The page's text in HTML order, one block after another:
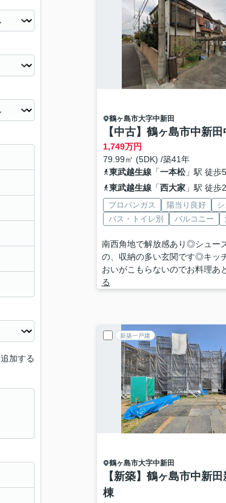
鶴ヶ島市大字中新田
【中古】鶴ヶ島市中新
1,749万円
79.99㎡ (5DK) /築41年
東武越生線「一本松」駅 徒歩
東武越生線「西大家」駅 徒歩
プロパンガス 陽当り良好
バス・トイレ別
バルコニー
南西角地で解放感あり◎シュー
の、収納の多い玄関です◎キッ
おいがこもらないのでお料理あ
る
新築一戸建
鶴ヶ島市大字中新田
【新築】鶴ヶ島市中新
棟
追加する